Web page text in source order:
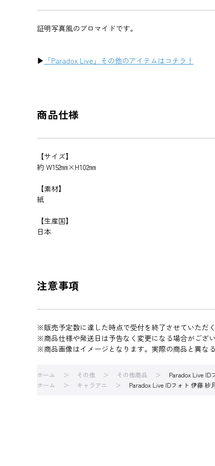
証明写真風のブロマイドです。
▶ 「Paradox Live」その他のアイテムはコチラ！
商品仕様
【サイズ】
約 W152㎜×H102㎜
【素材】
紙
【生産国】
日本
注意事項
※販売予定数に達した時点で受付を終了させていただ
※商品仕様や発送日は予告なく変更になる場合がござ
※商品画像はイメージとなります。実際の商品と異なる
ホーム その他 その他商品
Paradox Live ID
ホーム
キャラアニ Paradox Live IDフォト 伊藤 紗月